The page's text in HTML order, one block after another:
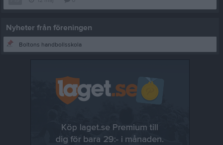
Nyheter från föreningen
Boltons handbollsskola